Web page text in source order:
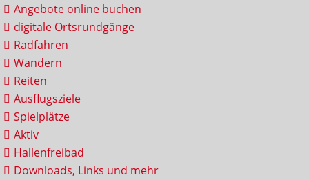
Angebote online buchen
digitale Ortsrundgänge
Radfahren
Wandern
Reiten
Ausflugsziele
Spielplätze
Aktiv
Hallenfreibad
Downloads, Links und mehr